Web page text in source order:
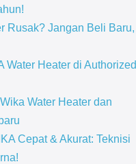
Rusak? Jangan Beli Baru,
Water Heater di Authorized
Water Heater dan
Cepat & Akurat: Teknisi